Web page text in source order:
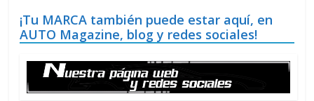
¡Tu MARCA también puede estar aquí, en
AUTO Magazine, blog y redes sociales!